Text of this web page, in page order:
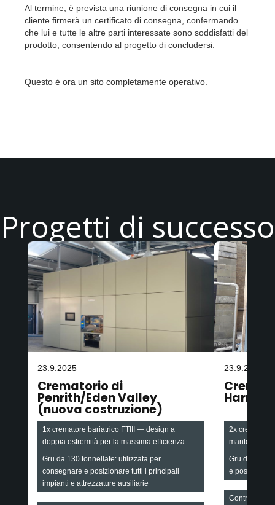
Al termine, è prevista una riunione di consegna in cui il
cliente firmerà un certificato di consegna, confermando
che lui e tutte le altre parti interessate sono soddisfatti del
prodotto, consentendo al progetto di concludersi.
Questo è ora un sito completamente operativo.
Progetti di successo
23.9.2025
Crematorio di
Penrith/Eden Valley
(nuova costruzione)
1x crematore bariatrico FTIII — design a
doppia estremità per la massima efficienza
Gru da 130 tonnellate: utilizzata per
consegnare e posizionare tutti i principali
impianti e attrezzature ausiliarie
23.9.2025
2x crematori
mantenendo
Gru da 90
e
Contratto di